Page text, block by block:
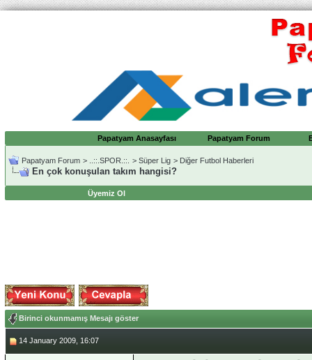
Papatyam Anasayfası Papatyam Forum
Papatyam Forum > ..::.SPOR.::. > Süper Lig > Diğer Futbol Haberleri
En çok konuşulan takım hangisi?
Üyemiz Ol
Birinci okunmamış Mesajı göster
14 January 2009, 16:07